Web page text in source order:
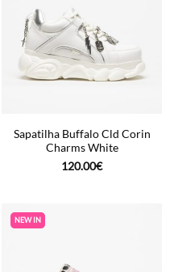
Sapatilha Buffalo Cld Corin
Charms White
120.00€
NEW IN